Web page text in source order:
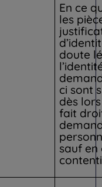
En ce
les
doute
ci sont
dès
fait
sauf en